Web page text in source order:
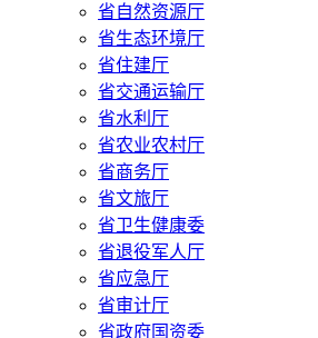
省自然资源厅
省生态环境厅
省住建厅
省交通运输厅
省水利厅
省农业农村厅
省商务厅
省文旅厅
省卫生健康委
省退役军人厅
省应急厅
省审计厅
省政府国资委